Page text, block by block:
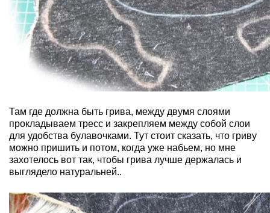
Там где должна быть грива, между двумя слоями
прокладываем тресс и закрепляем между собой слои
для удобства булавочками. Тут стоит сказать, что гриву
можно пришить и потом, когда уже набьем, но мне
захотелось вот так, чтобы грива лучше держалась и
выглядело натуральней..